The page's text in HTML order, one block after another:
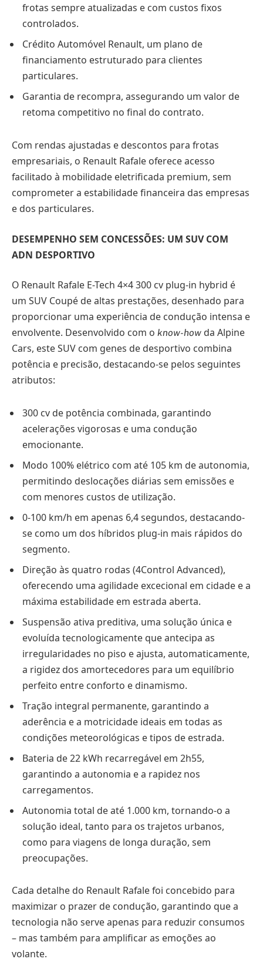
frotas sempre atualizadas e com custos fixos
controlados.
Crédito Automóvel Renault, um plano de
financiamento estruturado para clientes
particulares.
Garantia de recompra, assegurando um valor de
retoma competitivo no final do contrato.
Com rendas ajustadas e descontos para frotas
empresariais, o Renault Rafale oferece acesso
facilitado à mobilidade eletrificada premium, sem
comprometer a estabilidade financeira das empresas
e dos particulares.
DESEMPENHO SEM CONCESSÕES: UM SUV COM
ADN DESPORTIVO
O Renault Rafale E-Tech 4×4 300 cv plug-in hybrid é
um SUV Coupé de altas prestações, desenhado para
proporcionar uma experiência de condução intensa e
envolvente. Desenvolvido com o know-how da Alpine
Cars, este SUV com genes de desportivo combina
potência e precisão, destacando-se pelos seguintes
atributos:
300 cv de potência combinada, garantindo
acelerações vigorosas e uma condução
emocionante.
Modo 100% elétrico com até 105 km de autonomia,
permitindo deslocações diárias sem emissões e
com menores custos de utilização.
0-100 km/h em apenas 6,4 segundos, destacando-
se como um dos híbridos plug-in mais rápidos do
segmento.
Direção às quatro rodas (4Control Advanced),
oferecendo uma agilidade excecional em cidade e a
máxima estabilidade em estrada aberta.
Suspensão ativa preditiva, uma solução única e
evoluída tecnologicamente que antecipa as
irregularidades no piso e ajusta, automaticamente,
a rigidez dos amortecedores para um equilíbrio
perfeito entre conforto e dinamismo.
Tração integral permanente, garantindo a
aderência e a motricidade ideais em todas as
condições meteorológicas e tipos de estrada.
Bateria de 22 kWh recarregável em 2h55,
garantindo a autonomia e a rapidez nos
carregamentos.
Autonomia total de até 1.000 km, tornando-o a
solução ideal, tanto para os trajetos urbanos,
como para viagens de longa duração, sem
preocupações.
Cada detalhe do Renault Rafale foi concebido para
maximizar o prazer de condução, garantindo que a
tecnologia não serve apenas para reduzir consumos
– mas também para amplificar as emoções ao
volante.